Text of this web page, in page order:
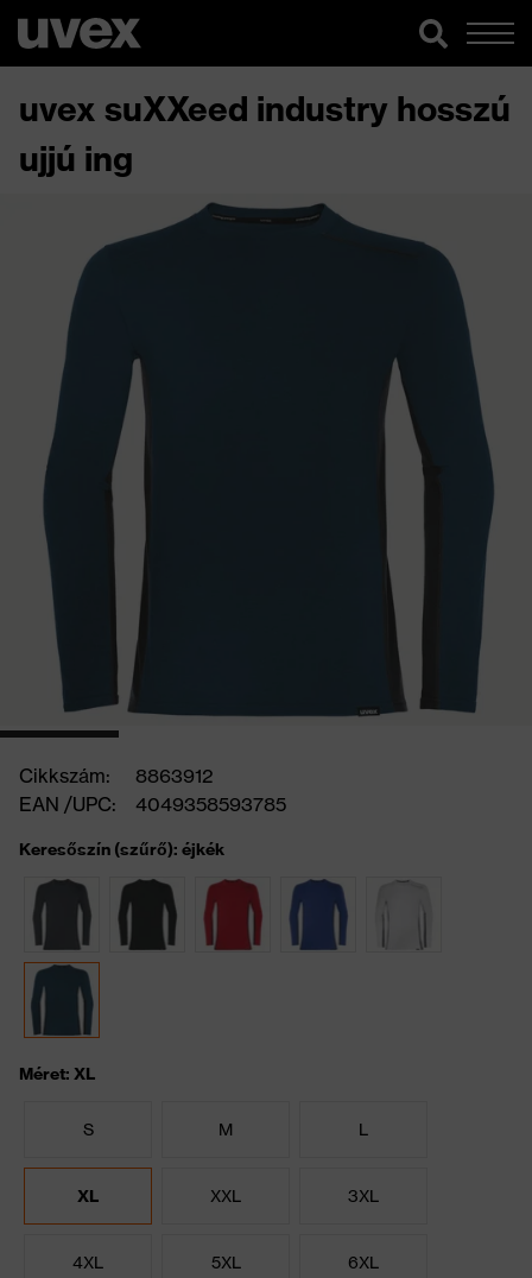
uvex suXXeed industry hosszú
ujjú ing
Cikkszám:
8863912
EAN /UPC:
4049358593785
Keresőszín (szűrő): éjkék
Méret: XL
S M L
XL XXL 3XL
4XL 5XL 6XL